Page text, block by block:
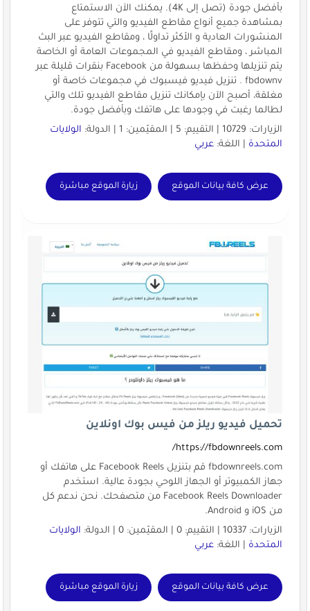
بأفضل جودة (تصل إلى 4K). يمكنك الآن الاستمتاع
بمشاهدة جميع أنواع مقاطع الفيديو والتي تتوفر على
المنشورات العادية و الأكثر تداولًا ، ومقاطع الفيديو عبر البث
المباشر ، ومقاطع الفيديو في المجموعات العامة أو الخاصة
يتم تنزيلها وحفظها بسهولة من Facebook بنقرات قليلة عبر
fbdownv . تنزيل فيديو فيسبوك في مجموعات خاصة أو
مغلقة، أصبح الآن بإمكانك تنزيل مقاطع الفيديو تلك والتي
لطالما رغبت في وجودها على هاتفك وبأفضل جودة.
الزيارات: 10729 | التقييم: 5 | المقيّمين: 1 | الدولة:
الولايات
المتحدة| اللغة: عربي
عرض كافة بيانات الموقع زيارة الموقع مباشرة
تحميل فيديو ريلز من فيس بوك اونلاين
https://fbdownreels.com/
fbdownreels.com قم بتنزيل Facebook Reels على هاتفك أو
جهاز الكمبيوتر أو الجهاز اللوحي بجودة عالية. استخدم
Facebook Reels Downloader من متصفحك. نحن ندعم كل
من iOS و Android.
الزيارات: 10337 | التقييم: 0 | المقيّمين: 0 | الدولة:
الولايات
المتحدة| اللغة: عربي
عرض كافة بيانات الموقع زيارة الموقع مباشرة